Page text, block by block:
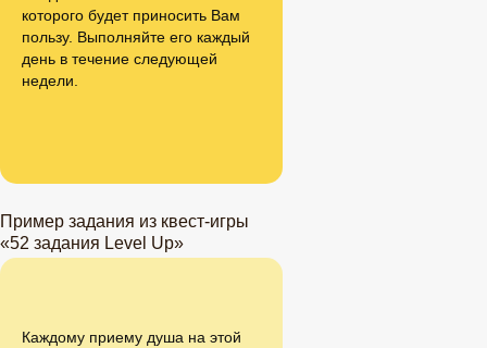
которого будет приносить Вам
пользу. Выполняйте его каждый
день в течение следующей
недели.
Пример задания из квест-игры
«52 задания Level Up»
Каждому приему душа на этой